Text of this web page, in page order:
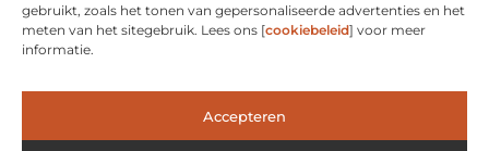
gebruikt, zoals het tonen van gepersonaliseerde advertenties en het
meten van het sitegebruik. Lees ons [cookiebeleid] voor meer
informatie.
Accepteren
Bericht categorie